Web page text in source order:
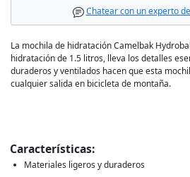
Chatear con un experto
La mochila de hidratación Camelbak
hidratación de 1.5 litros, lleva los detalles
duraderos y ventilados hacen que esta
cualquier salida en bicicleta de montaña.
Características:
Materiales ligeros y duraderos